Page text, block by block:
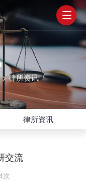
>律所资讯
律所资讯
交流